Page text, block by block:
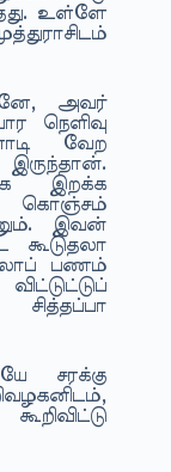
உள்ளே
அவர்
நெளிவு
வேற
இறக்க
இவன்
பணம்
சரக்கு